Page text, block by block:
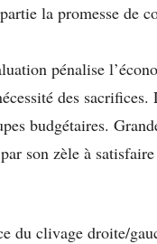
la promesse de
pénalise
des
budgétaires.
son zèle à
du clivage droite/